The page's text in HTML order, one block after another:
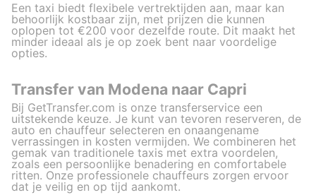
Een taxi biedt flexibele vertrektijden aan, maar kan
behoorlijk kostbaar zijn, met prijzen die kunnen
oplopen tot €200 voor dezelfde route. Dit maakt het
minder ideaal als je op zoek bent naar voordelige
opties.
Transfer van Modena naar Capri
Bij GetTransfer.com is onze transferservice een
uitstekende keuze. Je kunt van tevoren reserveren, de
auto en chauffeur selecteren en onaangename
verrassingen in kosten vermijden. We combineren het
gemak van traditionele taxis met extra voordelen,
zoals een persoonlijke benadering en comfortabele
ritten. Onze professionele chauffeurs zorgen ervoor
dat je veilig en op tijd aankomt.